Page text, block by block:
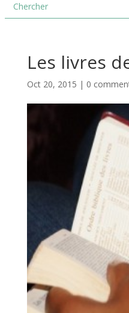
Les livres
Oct 20, 2015 | 0